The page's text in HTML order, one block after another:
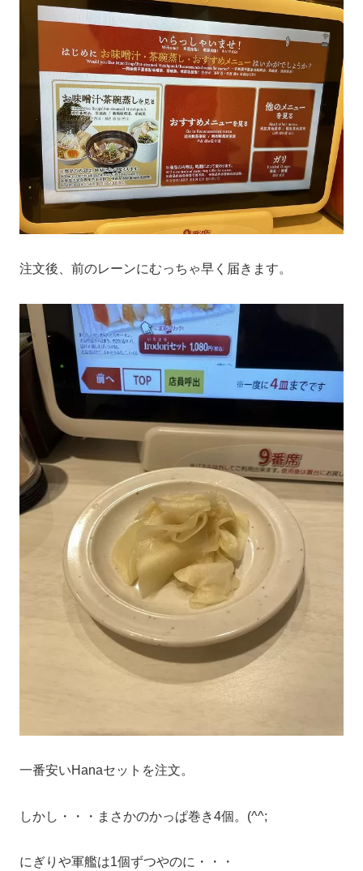
注文後、前のレーンにむっちゃ早く届きます。
一番安いHanaセットを注文。
しかし・・・まさかのかっぱ巻き4個。(^^;
にぎりや軍艦は1個ずつやのに・・・